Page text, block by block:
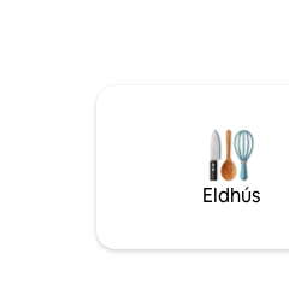
göngufjarlægð > 20
Eldhús